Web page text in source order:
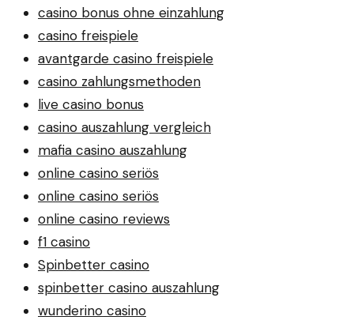
casino bonus ohne einzahlung
casino freispiele
avantgarde casino freispiele
casino zahlungsmethoden
live casino bonus
casino auszahlung vergleich
mafia casino auszahlung
online casino seriös
online casino seriös
online casino reviews
f1 casino
Spinbetter casino
spinbetter casino auszahlung
wunderino casino